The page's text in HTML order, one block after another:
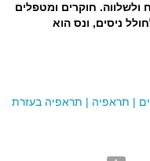
ולשלווה. חוקרים ומטפלים
ניסים, ונס הוא
| תראפיה | תראפיה בעזרת